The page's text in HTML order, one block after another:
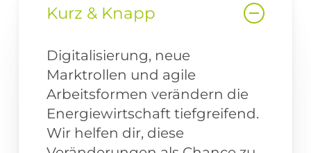
Kurz & Knapp
Digitalisierung, neue
Marktrollen und agile
Arbeitsformen verändern die
Energiewirtschaft tiefgreifend.
Wir helfen dir, diese